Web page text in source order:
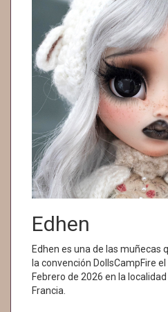
Edhen
Edhen es una de las muñecas
la convención DollsCampFire
Febrero de 2026 en la
Francia.